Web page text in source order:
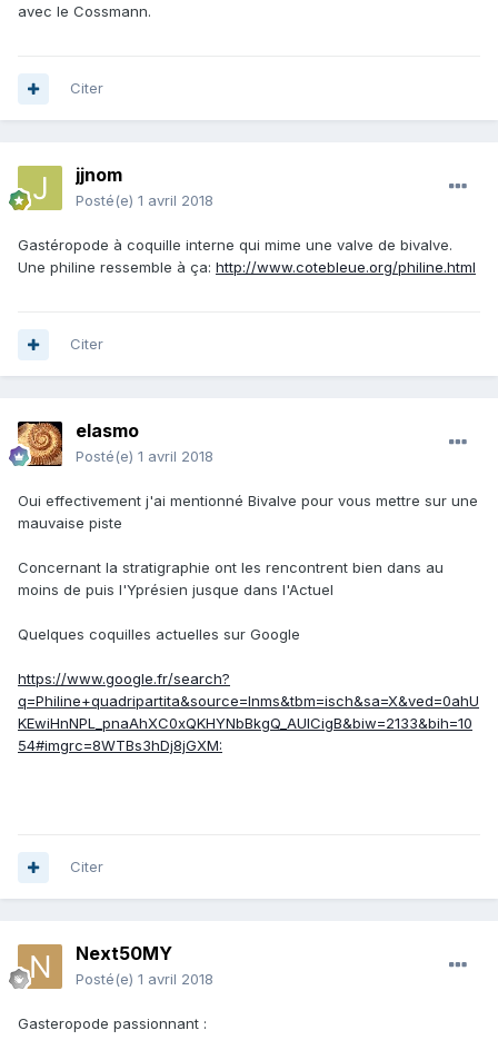
avec le Cossmann.
Citer
jjnom
Posté(e) 1 avril 2018
Gastéropode à coquille interne qui mime une valve de bivalve.
Une philine ressemble à ça: http://www.cotebleue.org/philine.html
Citer
elasmo
Posté(e) 1 avril 2018
Oui effectivement j'ai mentionné Bivalve pour vous mettre sur une
mauvaise piste
Concernant la stratigraphie ont les rencontrent bien dans au
moins de puis l'Yprésien jusque dans l'Actuel
Quelques coquilles actuelles sur Google
https://www.google.fr/search?
q=Philine+quadripartita&source=lnms&tbm=isch&sa=X&ved=0ahU
KEwiHnNPL_pnaAhXC0xQKHYNbBkgQ_AUICigB&biw=2133&bih=10
54#imgrc=8WTBs3hDj8jGXM:
Citer
Next50MY
Posté(e) 1 avril 2018
Gasteropode passionnant :